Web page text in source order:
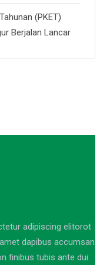
(PKET)
Berjalan Lancar
adipiscing elitorot
dapibus accumsan
finibus tubis ante dui.